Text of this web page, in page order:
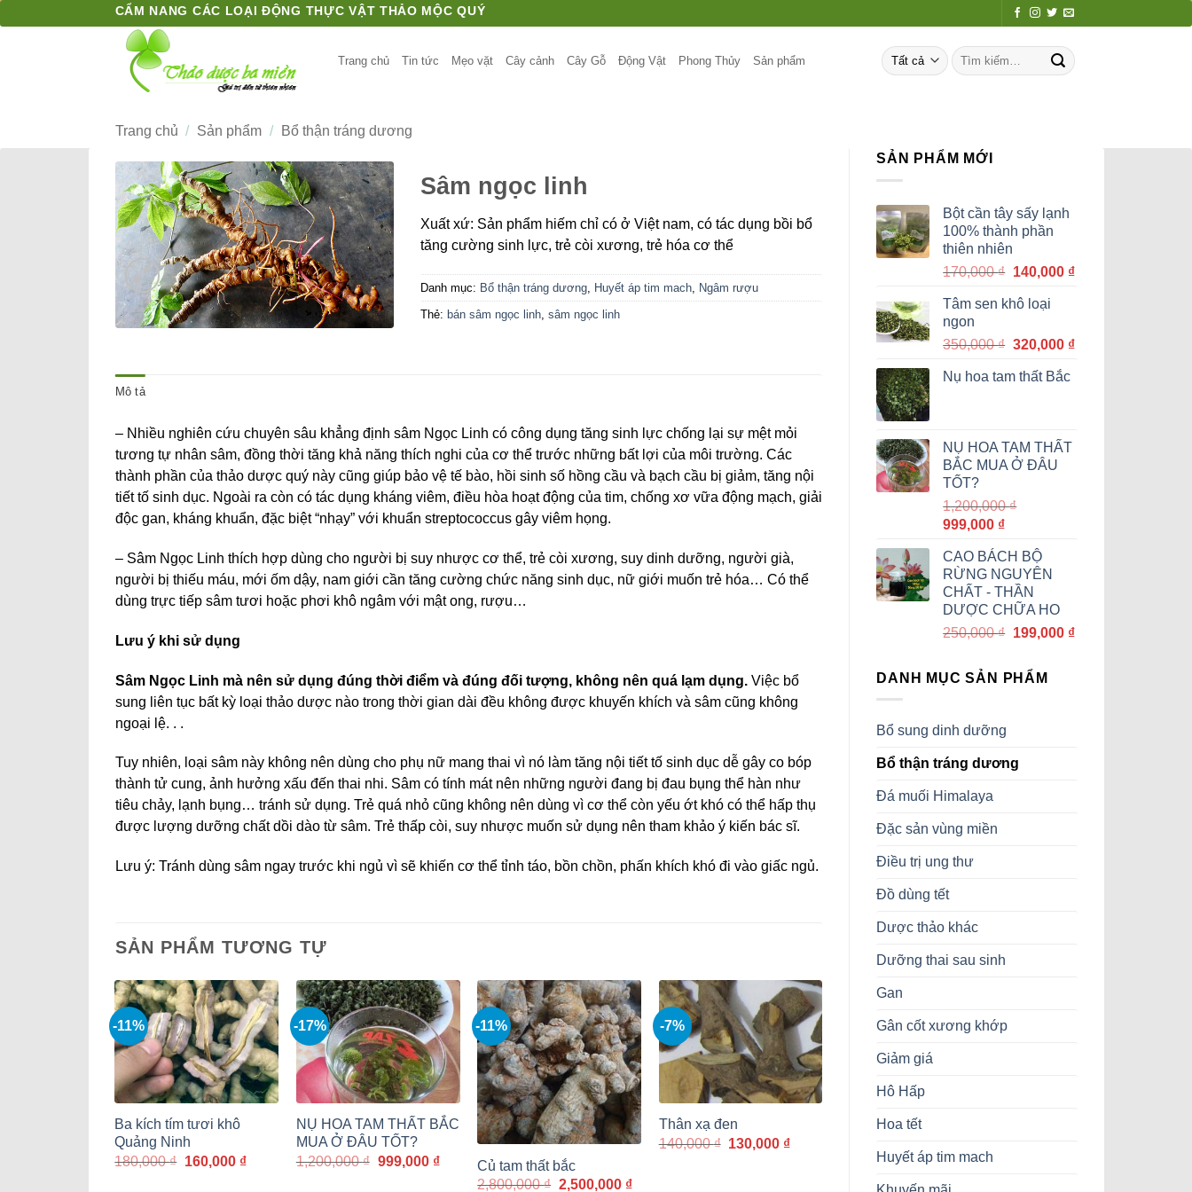
qua
CẨM NANG CÁC LOẠI ĐỘNG THỰC VẬT THẢO MỘC QUÝ
Trang chủ Tin tức Mẹo vặt Cây cảnh Cây Gỗ Động Vật Phong Thủy Sản phẩm
Tìm
kiếm:
Trang chủ / Sản phẩm /
Bổ thận tráng dương
SẢN PHẨM MỚI
Bột cần tây sấy lạnh
100% thành phần
thiên nhiên
170,000₫ Giá
là:
140,000 ₫Giá
140,000 ₫.
Tâm sen khô loại
ngon
350,000₫ Giá
là:
320,000 ₫Giá
Nụ hoa tam thất Bắc
NỤ HOA TAM THẤT
BẮC MUA Ở ĐÂU
TỐT?
1,200,000₫
Giá
là:
1,200,000 ₫.
999,000 ₫Giá
tại
là:
999,000 ₫.
CAO BÁCH BỘ
RỪNG NGUYÊN
CHẤT - THẦN
DƯỢC CHỮA HO
250,000₫ Giá
là:
250,000 ₫.
199,000 ₫Giá
DANH MỤC SẢN PHẨM
Bổ sung dinh dưỡng
Bổ thận tráng dương
Đá muối Himalaya
Đặc sản vùng miền
Điều trị ung thư
Đồ dùng tết
Dược thảo khác
Dưỡng thai sau sinh
Gan
Gân cốt xương khớp
Giảm giá
Hô Hấp
Hoa tết
Huyết áp tim mach
Sâm ngọc linh
Xuất xứ: Sản phẩm hiếm chỉ có ở Việt nam, có tác dụng bồi bổ
tăng cường sinh lực, trẻ còi xương, trẻ hóa cơ thể
Danh mục: Bổ thận tráng dương, Huyết áp tim mach, Ngâm rượu
Thẻ: bán sâm ngọc linh,sâm ngọc linh
Mô tả
– Nhiều nghiên cứu chuyên sâu khẳng định sâm Ngọc Linh có công dụng tăng sinh lực chống lại sự mệt mỏi
tương tự nhân sâm, đồng thời tăng khả năng thích nghi của cơ thể trước những bất lợi của môi trường. Các
thành phần của thảo dược quý này cũng giúp bảo vệ tế bào, hồi sinh số hồng cầu và bạch cầu bị giảm, tăng nội
tiết tố sinh dục. Ngoài ra còn có tác dụng kháng viêm, điều hòa hoạt động của tim, chống xơ vữa động mạch, giải
độc gan, kháng khuẩn, đặc biệt “nhạy” với khuẩn streptococcus gây viêm họng.
– Sâm Ngọc Linh thích hợp dùng cho người bị suy nhược cơ thể, trẻ còi xương, suy dinh dưỡng, người già,
người bị thiếu máu, mới ốm dậy, nam giới cần tăng cường chức năng sinh dục, nữ giới muốn trẻ hóa… Có thể
dùng trực tiếp sâm tươi hoặc phơi khô ngâm với mật ong, rượu…
Lưu ý khi sử dụng
Sâm Ngọc Linh mà nên sử dụng đúng thời điểm và đúng đối tượng, không nên quá lạm dụng. Việc bổ
sung liên tục bất kỳ loại thảo dược nào trong thời gian dài đều không được khuyến khích và sâm cũng không
ngoại lệ. . .
Tuy nhiên, loại sâm này không nên dùng cho phụ nữ mang thai vì nó làm tăng nội tiết tố sinh dục dễ gây co bóp
thành tử cung, ảnh hưởng xấu đến thai nhi. Sâm có tính mát nên những người đang bị đau bụng thể hàn như
tiêu chảy, lạnh bụng… tránh sử dụng. Trẻ quá nhỏ cũng không nên dùng vì cơ thể còn yếu ớt khó có thể hấp thụ
được lượng dưỡng chất dồi dào từ sâm. Trẻ thấp còi, suy nhược muốn sử dụng nên tham khảo ý kiến bác sĩ.
Lưu ý: Tránh dùng sâm ngay trước khi ngủ vì sẽ khiến cơ thể tỉnh táo, bồn chồn, phấn khích khó đi vào giấc ngủ.
SẢN PHẨM TƯƠNG TỰ
-11%
Ba kích tím tươi khô
Quảng Ninh
180,000₫ Giá
160,000 ₫Giá
-17%
NỤ HOA TAM THẤT BẮC
MUA Ở ĐÂU TỐT?
1,200,000₫ Giá
999,000 ₫Giá
-11%
Củ tam thất bắc
2,800,000₫ Giá
2,500,000 ₫Giá
-7%
Thân xạ đen
140,000₫ Giá
130,000 ₫Giá